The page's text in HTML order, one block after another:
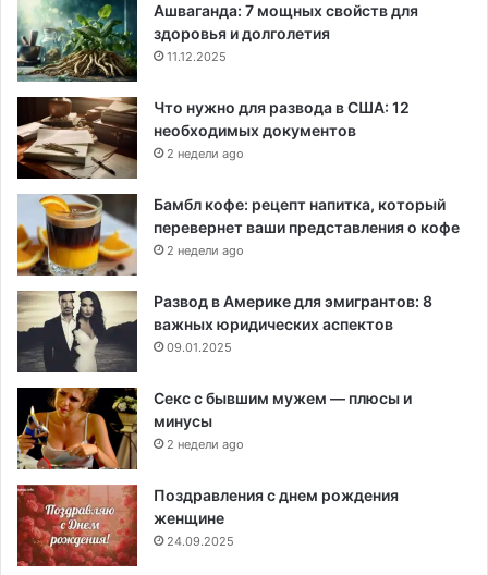
Ашваганда: 7 мощных свойств для
здоровья и долголетия
11.12.2025
Что нужно для развода в США: 12
необходимых документов
2 недели ago
Бамбл кофе: рецепт напитка, который
перевернет ваши представления о кофе
2 недели ago
Развод в Америке для эмигрантов: 8
важных юридических аспектов
09.01.2025
Секс с бывшим мужем — плюсы и
минусы
2 недели ago
Поздравления с днем рождения
женщине
24.09.2025